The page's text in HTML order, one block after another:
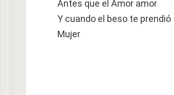
Antes que el Amor amor
Y cuando el beso te prendió
Mujer